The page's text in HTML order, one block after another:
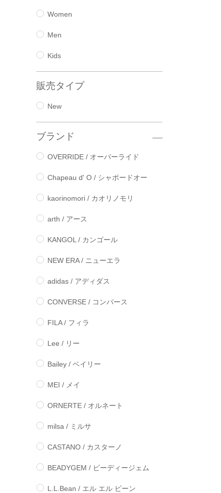
Women
Men
Kids
販売タイプ
New
ブランド
OVERRIDE / オーバーライド
Chapeau d' O / シャポードオー
kaorinomori / カオリノモリ
arth / アース
KANGOL / カンゴール
NEW ERA / ニューエラ
adidas / アディダス
CONVERSE / コンバース
FILA / フィラ
Lee / リー
Bailey / ベイリー
MEI / メイ
ORNERTE / オルネート
milsa / ミルサ
CASTANO / カスターノ
BEADYGEM / ビーディージェム
L.L.Bean / エル エル ビーン